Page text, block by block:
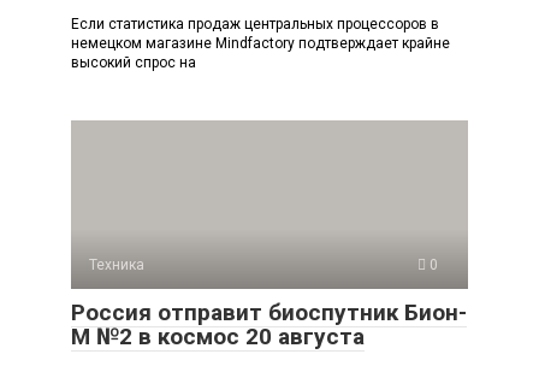
Если статистика продаж центральных процессоров в
немецком магазине Mindfactory подтверждает крайне
высокий спрос на
Техника 0
Россия отправит биоспутник Бион-
М №2 в космос 20 августа